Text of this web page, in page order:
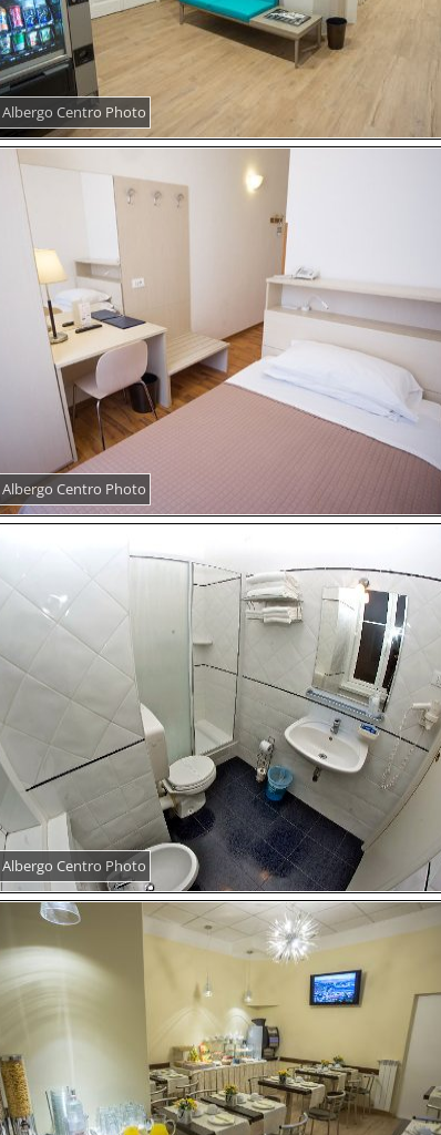
Centro Photo
Centro Photo
Centro Photo